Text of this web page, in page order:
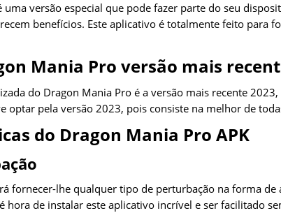
uma versão especial que pode fazer parte do seu
benefícios. Este aplicativo é totalmente feito para
Mania Pro versão mais
do Dragon Mania Pro é a versão mais recente
optar pela versão 2023, pois consiste na melhor de
do Dragon Mania Pro APK
fornecer-lhe qualquer tipo de perturbação na forma
hora de instalar este aplicativo incrível e ser facilitado